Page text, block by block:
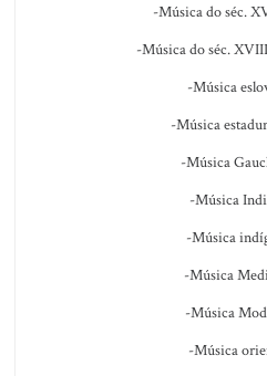
-Música do séc.
-Música do séc.
-Música
-Música
-Música
-Música
-Música
-Música
-Música
-Música